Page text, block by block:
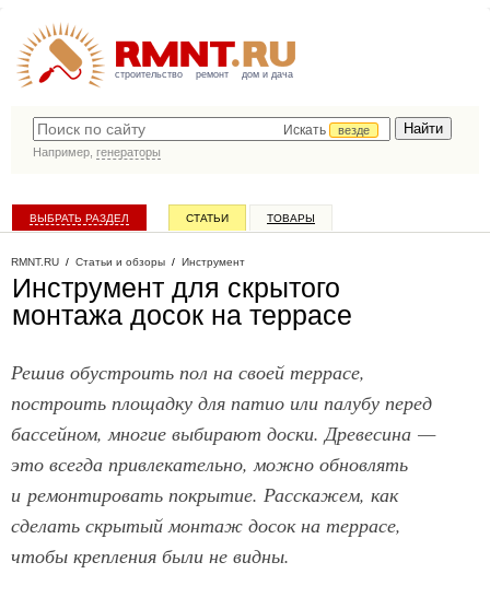
строительство ремонт дом и дача
Искать
везде
Например, генераторы
ВЫБРАТЬ РАЗДЕЛ СТАТЬИ ТОВАРЫ
RMNT.RU / Статьи и обзоры / Инструмент
Инструмент для скрытого
монтажа досок на террасе
Решив обустроить пол на своей террасе,
построить площадку для патио или палубу перед
бассейном, многие выбирают доски. Древесина —
это всегда привлекательно, можно обновлять
и ремонтировать покрытие. Расскажем, как
сделать скрытый монтаж досок на террасе,
чтобы крепления были не видны.